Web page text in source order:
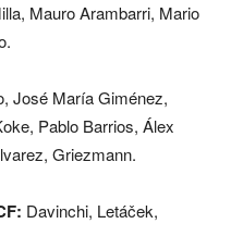
Mauro Arambarri, Mario
José María Giménez,
Pablo Barrios, Álex
Griezmann.
Davinchi, Letáček,